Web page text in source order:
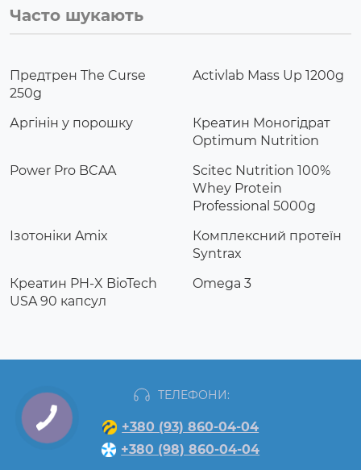
Часто шукають
Предтрен The Curse
250g
Activlab Mass Up 1200g
Аргінін у порошку
Креатин Моногідрат
Optimum Nutrition
Power Pro BCAA
Scitec Nutrition 100%
Whey Protein
Professional 5000g
Ізотоніки Amix
Комплексний протеїн
Syntrax
Креатин PH-X BioTech
USA 90 капсул
Omega 3
ТЕЛЕФОНИ:
+380 (93) 860-04-04
+380 (98) 860-04-04